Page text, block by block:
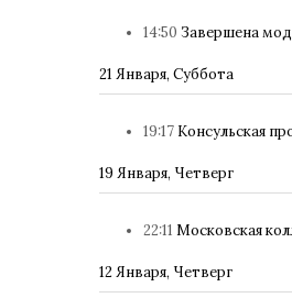
14:50 Завершена
21 Января, Суббота
19:17 Консульская
19 Января, Четверг
22:11 Московская
12 Января, Четверг